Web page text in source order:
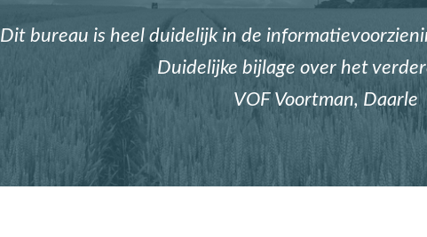
Dit bureau is heel duidelijk in de
Duidelijke bijlage over het
VOF Voortman, Daarle